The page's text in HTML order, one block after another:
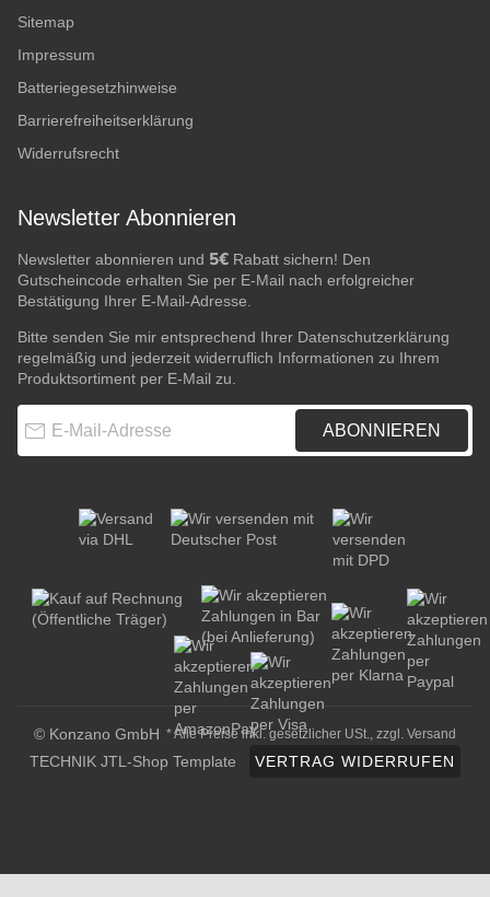
Sitemap
Impressum
Batteriegesetzhinweise
Barrierefreiheitserklärung
Widerrufsrecht
Newsletter Abonnieren
Newsletter abonnieren und 5€ Rabatt sichern! Den
Gutscheincode erhalten Sie per E-Mail nach erfolgreicher
Bestätigung Ihrer E-Mail-Adresse.
Bitte senden Sie mir entsprechend Ihrer Datenschutzerklärung
regelmäßig und jederzeit widerruflich Informationen zu Ihrem
Produktsortiment per E-Mail zu.
ABONNIEREN
© Konzano GmbH * Alle Preise inkl. gesetzlicher USt., zzgl. Versand
TECHNIK JTL-Shop Template VERTRAG WIDERRUFEN